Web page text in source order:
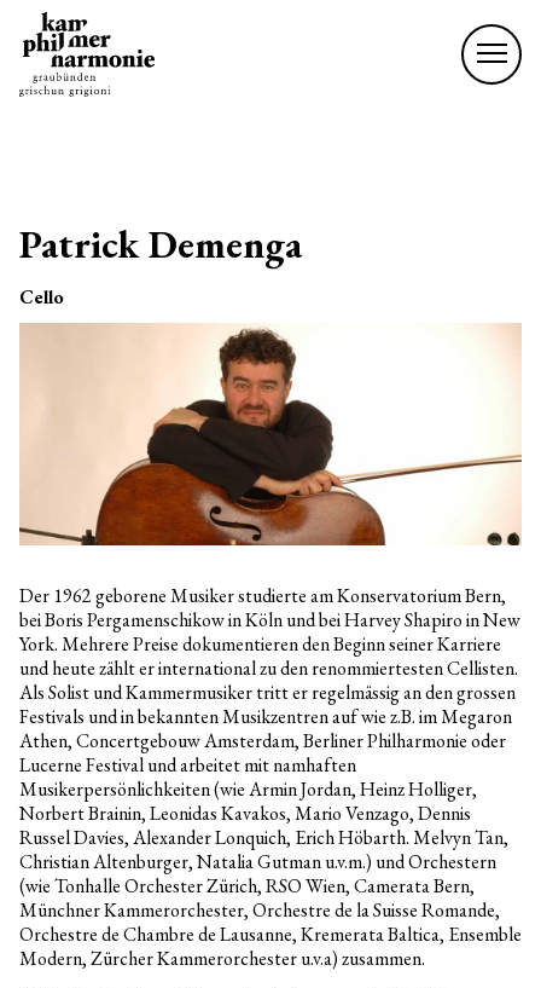
Patrick Demenga
Cello
Der 1962 geborene Musiker studierte am Konservatorium Bern,
bei Boris Pergamenschikow in Köln und bei Harvey Shapiro in New
York. Mehrere Preise dokumentieren den Beginn seiner Karriere
und heute zählt er international zu den renommiertesten Cellisten.
Als Solist und Kammermusiker tritt er regelmässig an den grossen
Festivals und in bekannten Musikzentren auf wie z.B. im Megaron
Athen, Concertgebouw Amsterdam, Berliner Philharmonie oder
Lucerne Festival und arbeitet mit namhaften
Musikerpersönlichkeiten (wie Armin Jordan, Heinz Holliger,
Norbert Brainin, Leonidas Kavakos, Mario Venzago, Dennis
Russel Davies, Alexander Lonquich, Erich Höbarth. Melvyn Tan,
Christian Altenburger, Natalia Gutman u.v.m.) und Orchestern
(wie Tonhalle Orchester Zürich, RSO Wien, Camerata Bern,
Münchner Kammerorchester, Orchestre de la Suisse Romande,
Orchestre de Chambre de Lausanne, Kremerata Baltica, Ensemble
Modern, Zürcher Kammerorchester u.v.a) zusammen.